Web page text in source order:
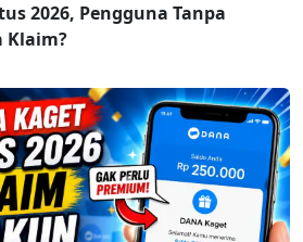
2026, Pengguna Tanpa
Klaim?